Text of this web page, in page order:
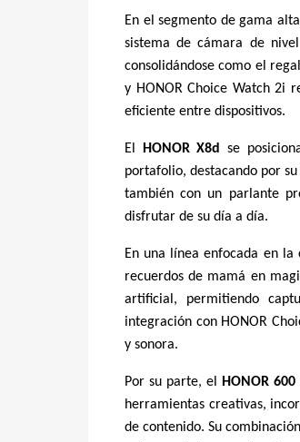
En el segmento de gama
sistema de cámara de
consolidándose como el
y HONOR Choice Watch 2i
eficiente entre dispositivos.
El HONOR X8d
se
portafolio, destacando por
también con un parlante
disfrutar de su día a día.
En una línea enfocada en la
recuerdos de mamá en
artificial, permitiendo
integración con HONOR
y sonora.
Por su parte, el HONOR 600
herramientas creativas,
de contenido. Su